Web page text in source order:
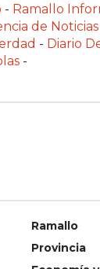
- Ramallo
de
- Diario
-
Ramallo
Provincia